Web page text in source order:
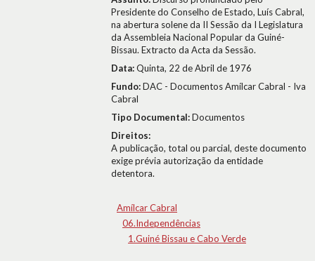
Presidente do Conselho de Estado, Luís Cabral,
na abertura solene da II Sessão da I Legislatura
da Assembleia Nacional Popular da Guiné-
Bissau. Extracto da Acta da Sessão.
Data:Quinta, 22 de Abril de 1976
Fundo:DAC - Documentos Amílcar Cabral - Iva
Cabral
Tipo Documental:Documentos
Direitos:
A publicação, total ou parcial, deste documento
exige prévia autorização da entidade
detentora.
Amílcar Cabral
06.Independências
1.Guiné Bissau e Cabo Verde